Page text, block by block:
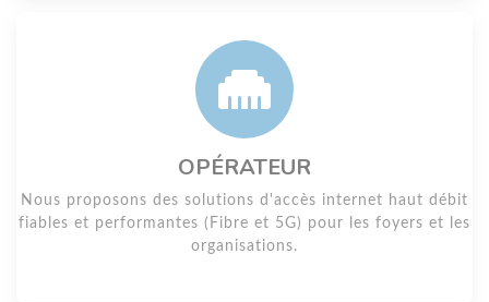
OPÉRATEUR
Nous proposons des solutions d'accès internet haut débit
fiables et performantes (Fibre et 5G) pour les foyers et les
organisations.